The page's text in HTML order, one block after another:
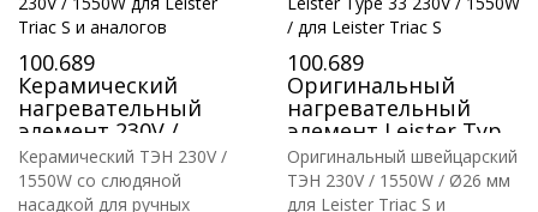
100.689
Керамический
нагревательный
элемент 230V /
1550W для Leister
Triac S и аналогов
Керамический ТЭН 230V /
1550W со слюдяной
насадкой для ручных
100.689
Оригинальный
нагревательный
элемент Leister Type
33 230V / 1550W / для
Leister Triac S
Оригинальный швейцарский
ТЭН 230V / 1550W / Ø26 мм
для Leister Triac S и